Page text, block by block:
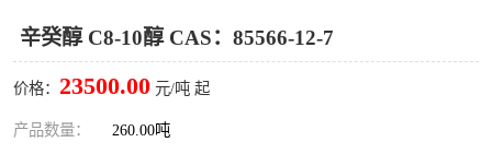
辛癸醇 C8-10醇 CAS：85566-12-7
价格： 23500.00 元/吨 起
产品数量： 260.00吨
醛类